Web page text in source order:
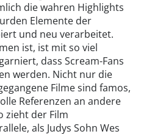
die wahren Highlights
Elemente der
und neu verarbeitet.
ist, ist mit so viel
dass Scream-Fans
werden. Nicht nur die
Filme sind famos,
Referenzen an andere
zieht der Film
als Judys Sohn Wes